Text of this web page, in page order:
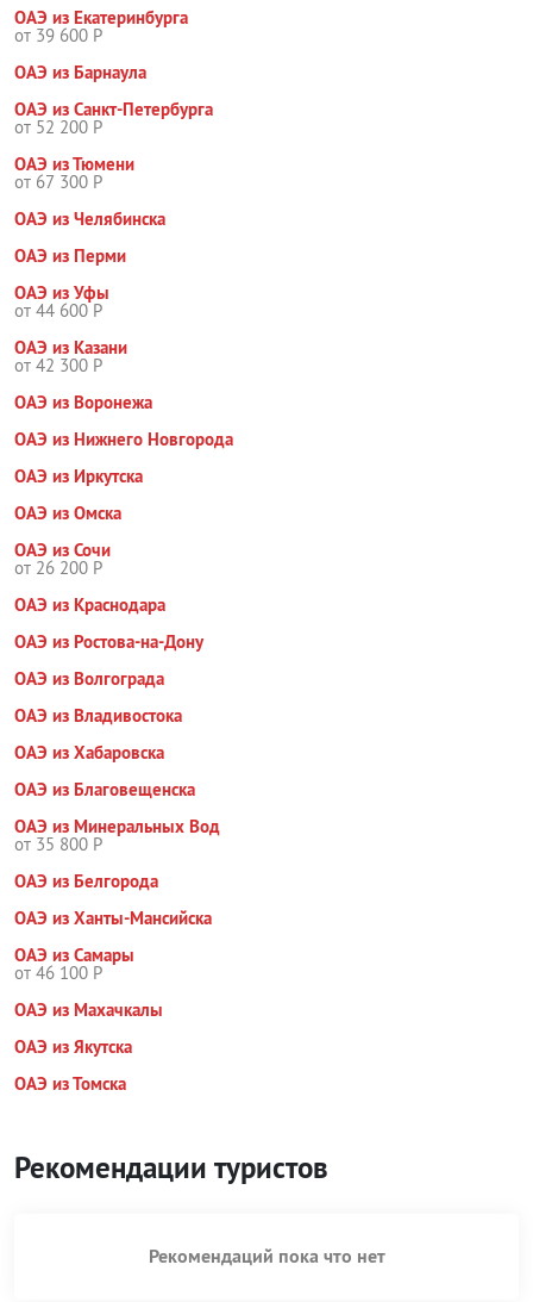
ОАЭ из Екатеринбурга
от 39 600 Р
ОАЭ из Барнаула
ОАЭ из Санкт-Петербурга
от 52 200 Р
ОАЭ из Тюмени
от 67 300 Р
ОАЭ из Челябинска
ОАЭ из Перми
ОАЭ из Уфы
от 44 600 Р
ОАЭ из Казани
от 42 300 Р
ОАЭ из Воронежа
ОАЭ из Нижнего Новгорода
ОАЭ из Иркутска
ОАЭ из Омска
ОАЭ из Сочи
от 26 200 Р
ОАЭ из Краснодара
ОАЭ из Ростова-на-Дону
ОАЭ из Волгограда
ОАЭ из Владивостока
ОАЭ из Хабаровска
ОАЭ из Благовещенска
ОАЭ из Минеральных Вод
от 35 800 Р
ОАЭ из Белгорода
ОАЭ из Ханты-Мансийска
ОАЭ из Самары
от 46 100 Р
ОАЭ из Махачкалы
ОАЭ из Якутска
ОАЭ из Томска
Рекомендации туристов
Рекомендаций пока что нет